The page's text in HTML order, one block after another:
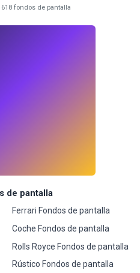
fondos de pantalla
de pantalla
Ferrari Fondos de pantalla
Coche Fondos de pantalla
Rolls Royce Fondos de pantalla
Rústico Fondos de pantalla